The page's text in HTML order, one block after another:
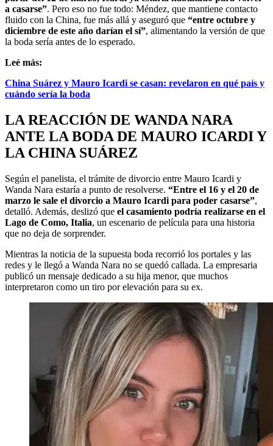
a casarse”. Pero eso no fue todo: Méndez, que mantiene contacto
fluido con la China, fue más allá y aseguró que “entre octubre y
diciembre de este año darían el sí”, alimentando la versión de que
la boda sería antes de lo esperado.
Leé más:
China Suárez y Mauro Icardi se casan: revelaron en qué país y
cuándo sería la boda
LA REACCIÓN DE WANDA NARA
ANTE LA BODA DE MAURO ICARDI Y
LA CHINA SUÁREZ
Según el panelista, el trámite de divorcio entre Mauro Icardi y
Wanda Nara estaría a punto de resolverse. “Entre el 16 y el 20 de
marzo le sale el divorcio a Mauro Icardi para poder casarse”,
detalló. Además, deslizó que el casamiento podría realizarse en el
Lago de Como, Italia, un escenario de película para una historia
que no deja de sorprender.
Mientras la noticia de la supuesta boda recorrió los portales y las
redes y le llegó a Wanda Nara no se quedó callada. La empresaria
publicó un mensaje dedicado a su hija menor, que muchos
interpretaron como un tiro por elevación para su ex.